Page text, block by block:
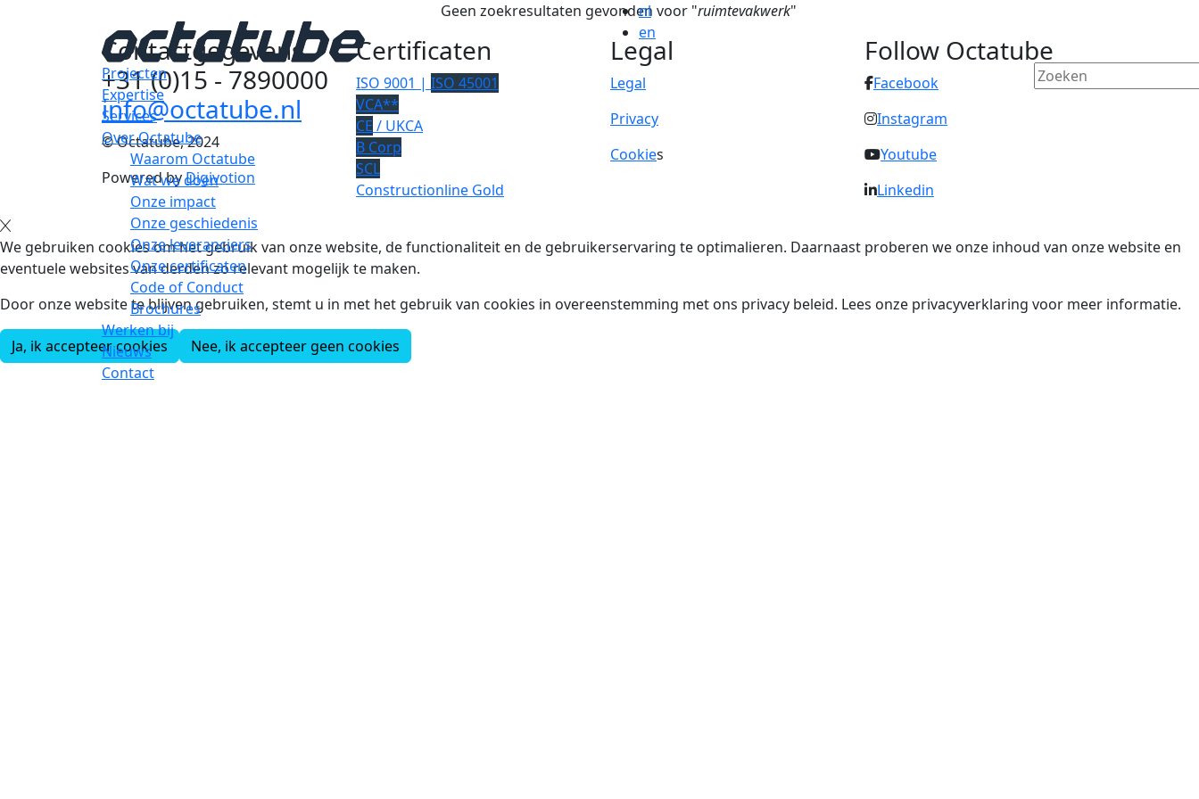
nl
en
Projecten
Expertise
Services
Over Octatube
Waarom Octatube
Wat we doen
Onze impact
Onze geschiedenis
Onze leveranciers
Onze certificaten
Code of Conduct
Brochures
Werken bij
Nieuws
Contact
Geen zoekresultaten gevonden voor "ruimtevakwerk"
Contactgegevens
+31 (0)15 - 7890000
info@octatube.nl
© Octatube, 2024
Powered byDigivotion
Certificaten
ISO 9001 | ISO 45001
VCA**
CE / UKCA
B Corp
SCL
Constructionline Gold
Legal
Legal
Privacy
Cookies
Follow Octatube
Facebook
Instagram
Youtube
Linkedin
We gebruiken cookies om het gebruik van onze website, de functionaliteit en de gebruikerservaring te optimalieren. Daarnaast proberen we onze inhoud van onze website en
eventuele websites van derden zo relevant mogelijk te maken.
Door onze website te blijven gebruiken, stemt u in met het gebruik van cookies in overeenstemming met ons privacy beleid. Lees onze privacyverklaring voor meer informatie.
Ja, ik accepteer cookies Nee, ik accepteer geen cookies